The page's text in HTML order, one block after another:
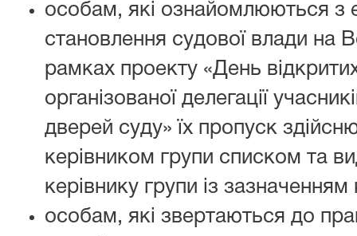
особам, які ознайомлюються з
становлення судової влади на
рамках проекту «День
організованої делегації
дверей суду» їх пропуск
керівником групи списком та
керівнику групи із зазначенням
особам, які звертаються до